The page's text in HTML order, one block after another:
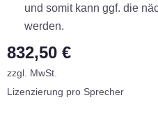
und somit kann ggf. die
werden.
832,50 €
zzgl. MwSt.
Lizenzierung pro Sprecher